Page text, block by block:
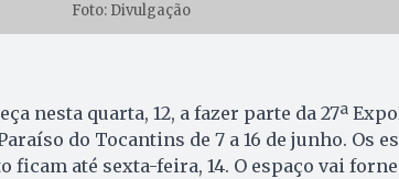
Foto: Divulgação
nesta quarta, 12, a fazer parte da 27ª
do Tocantins de 7 a 16 de junho. Os
ficam até sexta-feira, 14. O espaço vai